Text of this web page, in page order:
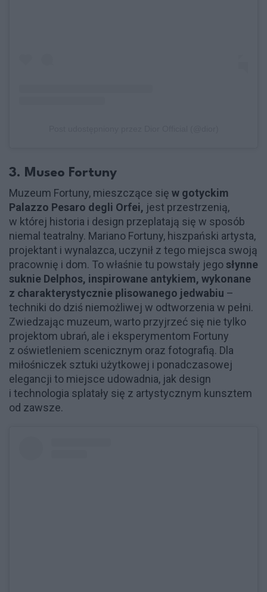
3. Museo Fortuny
Muzeum Fortuny, mieszczące się w gotyckim
Palazzo Pesaro degli Orfei, jest przestrzenią,
w której historia i design przeplatają się w sposób
niemal teatralny. Mariano Fortuny, hiszpański artysta,
projektant i wynalazca, uczynił z tego miejsca swoją
pracownię i dom. To właśnie tu powstały jego słynne
suknie Delphos, inspirowane antykiem, wykonane
z charakterystycznie plisowanego jedwabiu –
techniki do dziś niemożliwej w odtworzenia w pełni.
Zwiedzając muzeum, warto przyjrzeć się nie tylko
projektom ubrań, ale i eksperymentom Fortuny
z oświetleniem scenicznym oraz fotografią. Dla
miłośniczek sztuki użytkowej i ponadczasowej
elegancji to miejsce udowadnia, jak design
i technologia splatały się z artystycznym kunsztem
od zawsze.